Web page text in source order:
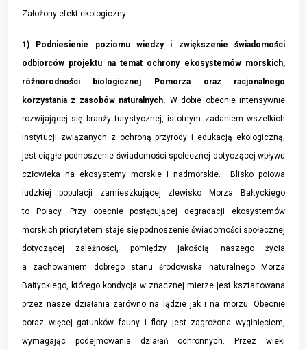
Założony efekt ekologiczny:
1) Podniesienie poziomu wiedzy i zwiększenie świadomości
odbiorców projektu na temat ochrony ekosystemów morskich,
różnorodności biologicznej Pomorza oraz racjonalnego
korzystania z zasobów naturalnych. W dobie obecnie intensywnie
rozwijającej się branży turystycznej, istotnym zadaniem wszelkich
instytucji związanych z ochroną przyrody i edukacją ekologiczną,
jest ciągłe podnoszenie świadomości społecznej dotyczącej wpływu
człowieka na ekosystemy morskie i nadmorskie. Blisko połowa
ludzkiej populacji zamieszkującej zlewisko Morza Bałtyckiego
to Polacy. Przy obecnie postępującej degradacji ekosystemów
morskich priorytetem staje się podnoszenie świadomości społecznej
dotyczącej zależności, pomiędzy jakością naszego życia
a zachowaniem dobrego stanu środowiska naturalnego Morza
Bałtyckiego, którego kondycja w znacznej mierze jest kształtowana
przez nasze działania zarówno na lądzie jak i na morzu. Obecnie
coraz więcej gatunków fauny i flory jest zagrożona wyginięciem,
wymagając podejmowania działań ochronnych. Przez wieki